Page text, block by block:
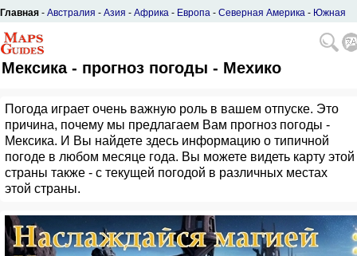
Главная - Австралия - Азия - Африка - Европа - Северная Америка - Южная
Мексика - прогноз погоды - Мехико
Погода играет очень важную роль в вашем отпуске. Это
причина, почему мы предлагаем Вам прогноз погоды -
Мексика. И Вы найдете здесь информацию о типичной
погоде в любом месяце года. Вы можете видеть карту этой
страны также - с текущей погодой в различных местах
этой страны.